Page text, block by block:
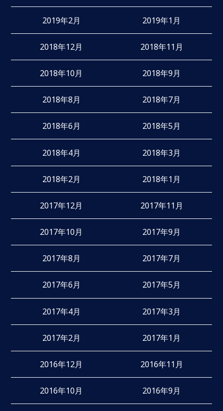
2019年2月 2019年1月
2018年12月 2018年11月
2018年10月 2018年9月
2018年8月 2018年7月
2018年6月 2018年5月
2018年4月 2018年3月
2018年2月 2018年1月
2017年12月 2017年11月
2017年10月 2017年9月
2017年8月 2017年7月
2017年6月 2017年5月
2017年4月 2017年3月
2017年2月 2017年1月
2016年12月 2016年11月
2016年10月 2016年9月